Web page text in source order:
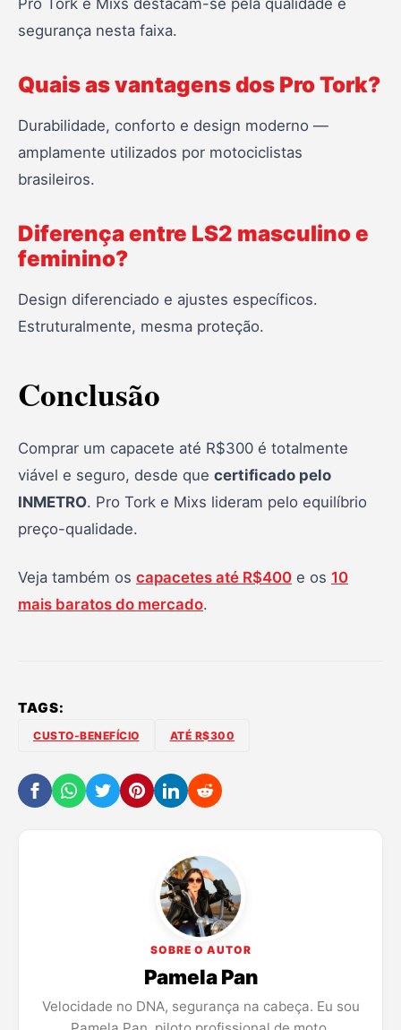
segurança nesta faixa.
Quais as vantagens dos Pro Tork?
Durabilidade, conforto e design moderno —
amplamente utilizados por motociclistas
brasileiros.
Diferença entre LS2 masculino e
feminino?
Design diferenciado e ajustes específicos.
Estruturalmente, mesma proteção.
Conclusão
Comprar um capacete até R$300 é totalmente
viável e seguro, desde que certificado pelo
INMETRO. Pro Tork e Mixs lideram pelo equilíbrio
preço-qualidade.
Veja também os capacetes até R$400 e os 10
mais baratos do mercado.
TAGS:
CUSTO-BENEFÍCIO ATÉ R$300
SOBRE O AUTOR
Pamela Pan
Velocidade no DNA, segurança na cabeça. Eu sou